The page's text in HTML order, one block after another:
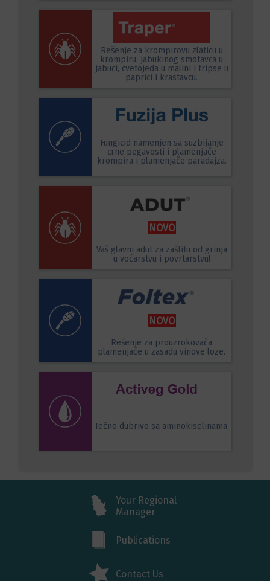
Rešenje za krompirovu zlaticu u
krompiru, jabukinog smotavca u
jabuci, cvetojeda u malini i tripse u
paprici i krastavcu.
Fungicid namenjen sa suzbijanje
crne pegavosti i plamenjače
krompira i plamenjače paradajza.
NOVO
Vaš glavni adut za zaštitu od grinja
u voćarstvu i povrtarstvu!
NOVO
Rešenje za prouzrokovača
plamenjače u zasadu vinove loze.
Tečno đubrivo sa aminokiselinama.
Your Regional
Manager
Publications
Contact Us